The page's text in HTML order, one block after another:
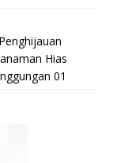
Hias
01